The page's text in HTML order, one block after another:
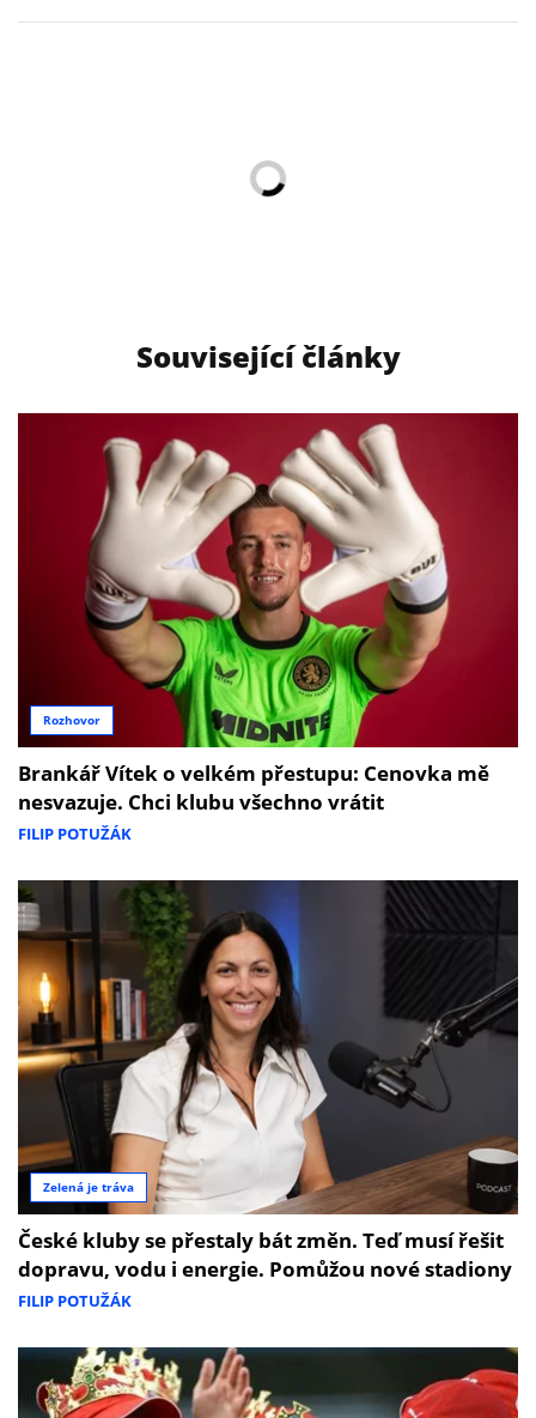
Související články
Rozhovor
Brankář Vítek o velkém přestupu: Cenovka mě
nesvazuje. Chci klubu všechno vrátit
FILIP POTUŽÁK
Zelená je tráva
České kluby se přestaly bát změn. Teď musí řešit
dopravu, vodu i energie. Pomůžou nové stadiony
FILIP POTUŽÁK